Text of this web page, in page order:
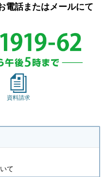
電話またはメールにて
資料請求
て